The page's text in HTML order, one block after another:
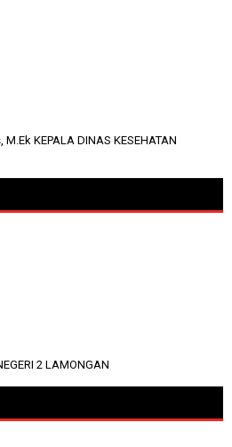
KEPALA DINAS KESEHATAN
2 LAMONGAN